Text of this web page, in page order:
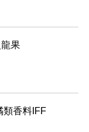
果
類香料IFF